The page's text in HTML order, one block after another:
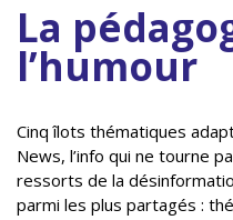
La
l’humour
Cinq îlots thématiques
News, l’info qui ne tourne
ressorts de la
parmi les plus partagés :